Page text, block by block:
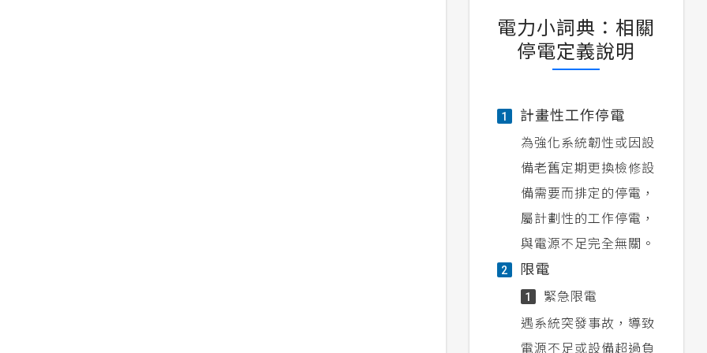
電力小詞典：相關
停電定義說明
1 計畫性工作停電
為強化系統韌性或因設
備老舊定期更換檢修設
備需要而排定的停電，
屬計劃性的工作停電，
與電源不足完全無關。
2 限電
1
緊急限電
遇系統突發事故，導致
電源不足或設備超過負